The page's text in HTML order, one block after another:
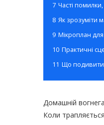
7 Часті
8 Як зрозуміти
9 Мікроплан
10 Практичні
11 Що
Домашній
Коли